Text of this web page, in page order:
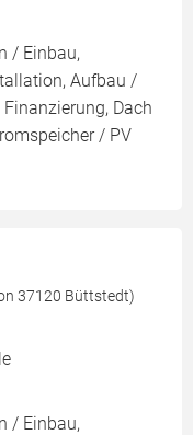
/ Einbau,
Aufbau /
Dach
/ PV
37120 Büttstedt)
/ Einbau,